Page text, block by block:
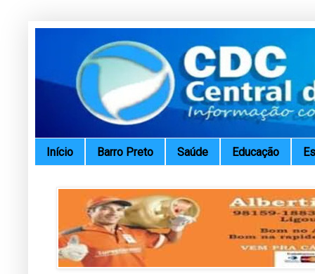
Início Barro Preto Saúde Educação